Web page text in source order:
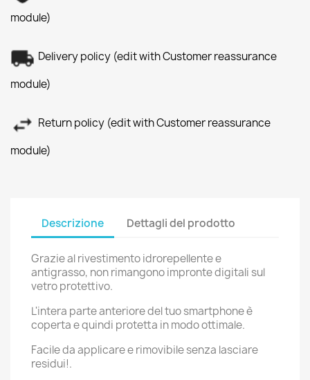
module)
Delivery policy (edit with Customer reassurance
module)
Return policy (edit with Customer reassurance
module)
Descrizione Dettagli del prodotto
Grazie al rivestimento idrorepellente e
antigrasso, non rimangono impronte digitali sul
vetro protettivo.
L'intera parte anteriore del tuo smartphone è
coperta e quindi protetta in modo ottimale.
Facile da applicare e rimovibile senza lasciare
residui!.